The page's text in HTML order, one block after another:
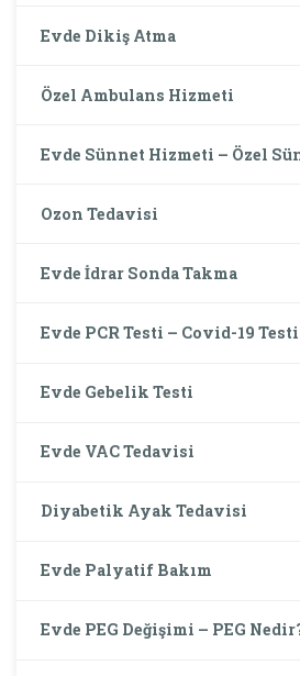
Evde Dikiş Atma
Özel Ambulans Hizmeti
Evde Sünnet Hizmeti – Özel
Ozon Tedavisi
Evde İdrar Sonda Takma
Evde PCR Testi – Covid-19 Testi
Evde Gebelik Testi
Evde VAC Tedavisi
Diyabetik Ayak Tedavisi
Evde Palyatif Bakım
Evde PEG Değişimi – PEG